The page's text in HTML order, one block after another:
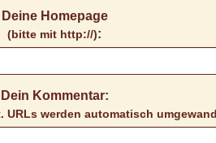
Deine Homepage
(bitte mit http://):
Dein Kommentar:
URLs werden automatisch